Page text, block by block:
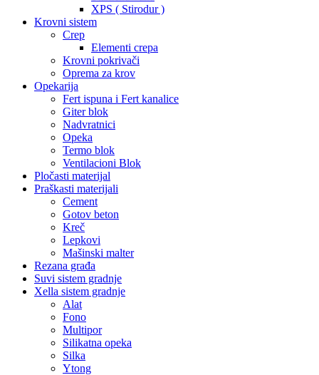
XPS ( Stirodur )
Krovni sistem
Crep
Elementi crepa
Krovni pokrivači
Oprema za krov
Opekarija
Fert ispuna i Fert kanalice
Giter blok
Nadvratnici
Opeka
Termo blok
Ventilacioni Blok
Pločasti materijal
Praškasti materijali
Cement
Gotov beton
Kreč
Lepkovi
Mašinski malter
Rezana građa
Suvi sistem gradnje
Xella sistem gradnje
Alat
Fono
Multipor
Silikatna opeka
Silka
Ytong